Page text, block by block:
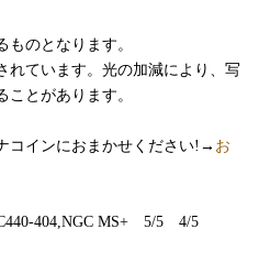
ものとなります。
れています。光の加減により、写
とがあります。
コインにおまかせください!→ お
404,NGC MS+ 5/5 4/5